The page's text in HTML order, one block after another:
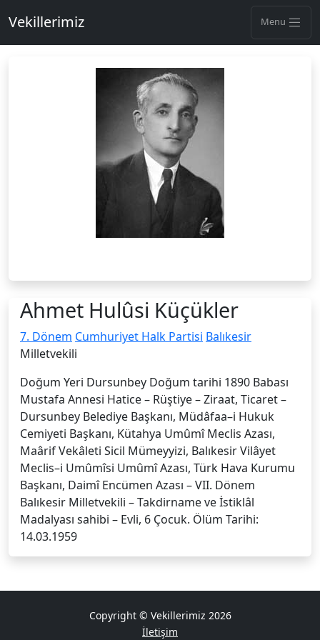
Vekillerimiz Menu
Ahmet Hulûsi Küçükler
7. Dönem Cumhuriyet Halk Partisi Balıkesir
Milletvekili
Doğum Yeri Dursunbey Doğum tarihi 1890 Babası
Mustafa Annesi Hatice – Rüştiye – Ziraat, Ticaret –
Dursunbey Belediye Başkanı, Müdâfaa–i Hukuk
Cemiyeti Başkanı, Kütahya Umûmî Meclis Azası,
Maârif Vekâleti Sicil Mümeyyizi, Balıkesir Vilâyet
Meclis–i Umûmîsi Umûmî Azası, Türk Hava Kurumu
Başkanı, Daimî Encümen Azası – VII. Dönem
Balıkesir Milletvekili – Takdirname ve İstiklâl
Madalyası sahibi – Evli, 6 Çocuk. Ölüm Tarihi:
14.03.1959
Copyright © Vekillerimiz 2026
İletişim